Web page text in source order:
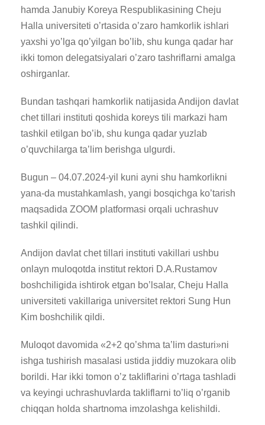
hamda Janubiy Koreya Respublikasining Cheju
Halla universiteti o’rtasida o’zaro hamkorlik ishlari
yaxshi yo’lga qo’yilgan bo’lib, shu kunga qadar har
ikki tomon delegatsiyalari o’zaro tashriflarni amalga
oshirganlar.
Bundan tashqari hamkorlik natijasida Andijon davlat
chet tillari instituti qoshida koreys tili markazi ham
tashkil etilgan bo’ib, shu kunga qadar yuzlab
o’quvchilarga ta’lim berishga ulgurdi.
Bugun – 04.07.2024-yil kuni ayni shu hamkorlikni
yana-da mustahkamlash, yangi bosqichga ko’tarish
maqsadida ZOOM platformasi orqali uchrashuv
tashkil qilindi.
Andijon davlat chet tillari instituti vakillari ushbu
onlayn muloqotda institut rektori D.A.Rustamov
boshchiligida ishtirok etgan bo’lsalar, Cheju Halla
universiteti vakillariga universitet rektori Sung Hun
Kim boshchilik qildi.
Muloqot davomida «2+2 qo’shma ta’lim dasturi»ni
ishga tushirish masalasi ustida jiddiy muzokara olib
borildi. Har ikki tomon o’z takliflarini o’rtaga tashladi
va keyingi uchrashuvlarda takliflarni to’liq o’rganib
chiqqan holda shartnoma imzolashga kelishildi.